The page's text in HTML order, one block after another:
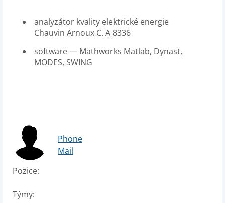
analyzátor kvality elektrické energie
Chauvin Arnoux C. A 8336
software — Mathworks Matlab, Dynast,
MODES, SWING
Phone
Mail
Pozice:
Týmy: